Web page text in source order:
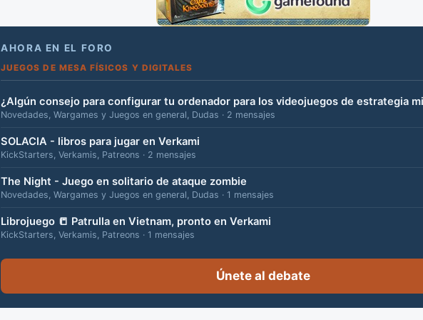
AHORA EN EL FORO
JUEGOS DE MESA FÍSICOS Y DIGITALES
¿Algún consejo para configurar tu ordenador para los videojuegos de estrategia
Novedades, Wargames y Juegos en general, Dudas · 2 mensajes
SOLACIA - libros para jugar en Verkami
KickStarters, Verkamis, Patreons · 2 mensajes
The Night - Juego en solitario de ataque zombie
Novedades, Wargames y Juegos en general, Dudas · 1 mensajes
Librojuego 📒 Patrulla en Vietnam, pronto en Verkami
KickStarters, Verkamis, Patreons · 1 mensajes
Únete al debate